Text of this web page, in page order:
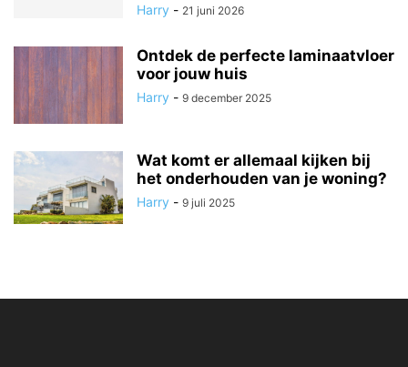
Harry - 21 juni 2026
Ontdek de perfecte laminaatvloer
voor jouw huis
Harry - 9 december 2025
Wat komt er allemaal kijken bij
het onderhouden van je woning?
Harry - 9 juli 2025